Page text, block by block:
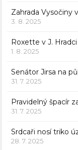
Zahrada Vysočiny
3. 8. 2025
Roxette v J. Hradci
1. 8. 2025
Senátor Jirsa na
31. 7. 2025
Pravidelný špacír
31. 7. 2025
Srdcaři nosí triko
28. 7. 2025